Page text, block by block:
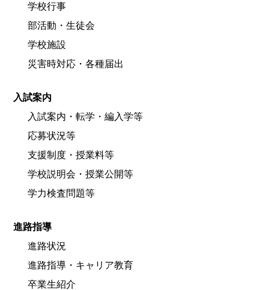
学校行事
部活動・生徒会
学校施設
災害時対応・各種届出
入試案内
入試案内・転学・編入学等
応募状況等
支援制度・授業料等
学校説明会・授業公開等
学力検査問題等
進路指導
進路状況
進路指導・キャリア教育
卒業生紹介